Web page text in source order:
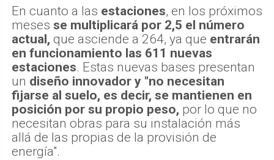
En cuanto a las estaciones, en los próximos
meses se multiplicará por 2,5 el número
actual, que asciende a 264, ya que entrarán
en funcionamiento las 611 nuevas
estaciones. Estas nuevas bases presentan
un diseño innovador y "no necesitan
fijarse al suelo, es decir, se mantienen en
posición por su propio peso, por lo que no
necesitan obras para su instalación más
allá de las propias de la provisión de
energía".